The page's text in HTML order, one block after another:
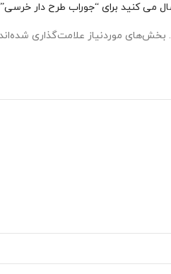
می کنید برای “جوراب طرح دار خرسی”
بخش‌های موردنیاز علامت‌گذاری